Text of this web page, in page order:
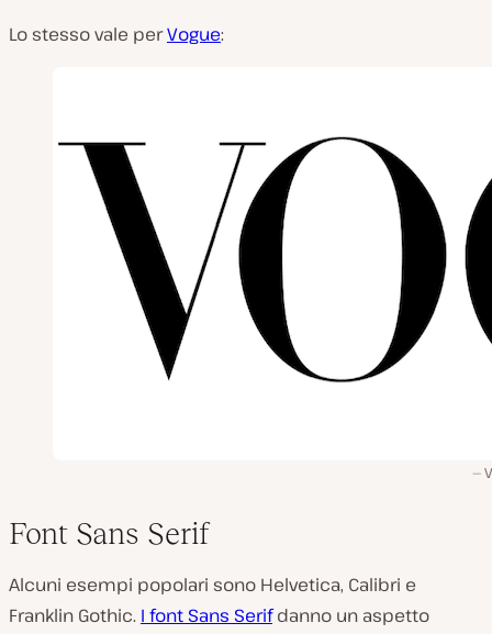
Lo stesso vale perVogue:
Font Sans Serif
Alcuni esempi popolari sono Helvetica, Calibri e
Franklin Gothic. I font Sans Serifdanno un aspetto